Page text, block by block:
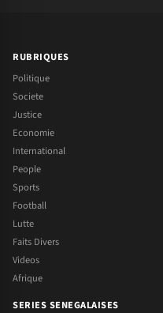
RUBRIQUES
Politique
Societe
Justice
Economie
International
People
Sports
Football
Lutte
Faits Divers
Videos
Afrique
SERIES SENEGALAISES